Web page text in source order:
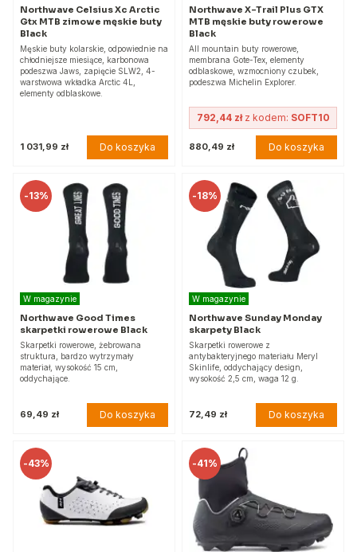
Northwave Celsius Xc Arctic
Gtx MTB zimowe męskie buty
Black
Męskie buty kolarskie, odpowiednie na
chłodniejsze miesiące, karbonowa
podeszwa Jaws, zapięcie SLW2, 4-
warstwowa wkładka Arctic 4L,
elementy odblaskowe.
1 031,99 zł Do koszyka
Northwave X-Trail Plus GTX
MTB męskie buty rowerowe
Black
All mountain buty rowerowe,
membrana Gote-Tex, elementy
odblaskowe, wzmocniony czubek,
podeszwa Michelin Explorer.
792,44 złz kodem: SOFT10
880,49 zł Do koszyka
-13%
W magazynie
Northwave Good Times
skarpetki rowerowe Black
Skarpetki rowerowe, żebrowana
struktura, bardzo wytrzymały
materiał, wysokość 15 cm,
oddychające.
69,49 zł Do koszyka
-18%
W magazynie
Northwave Sunday Monday
skarpety Black
Skarpetki rowerowe z
antybakteryjnego materiału Meryl
Skinlife, oddychający design,
wysokość 2,5 cm, waga 12 g.
72,49 zł Do koszyka
-43% -41%